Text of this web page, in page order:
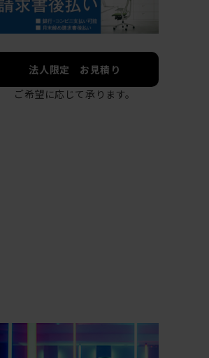
法人限定 お見積り
ご希望に応じて承ります。